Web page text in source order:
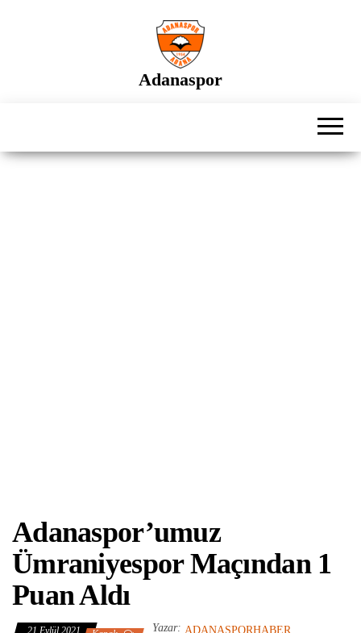
Adanaspor
Adanaspor’umuz
Ümraniyespor Maçından 1
Puan Aldı
21 Eylül 2021 Yazar: ADANASPORHABER